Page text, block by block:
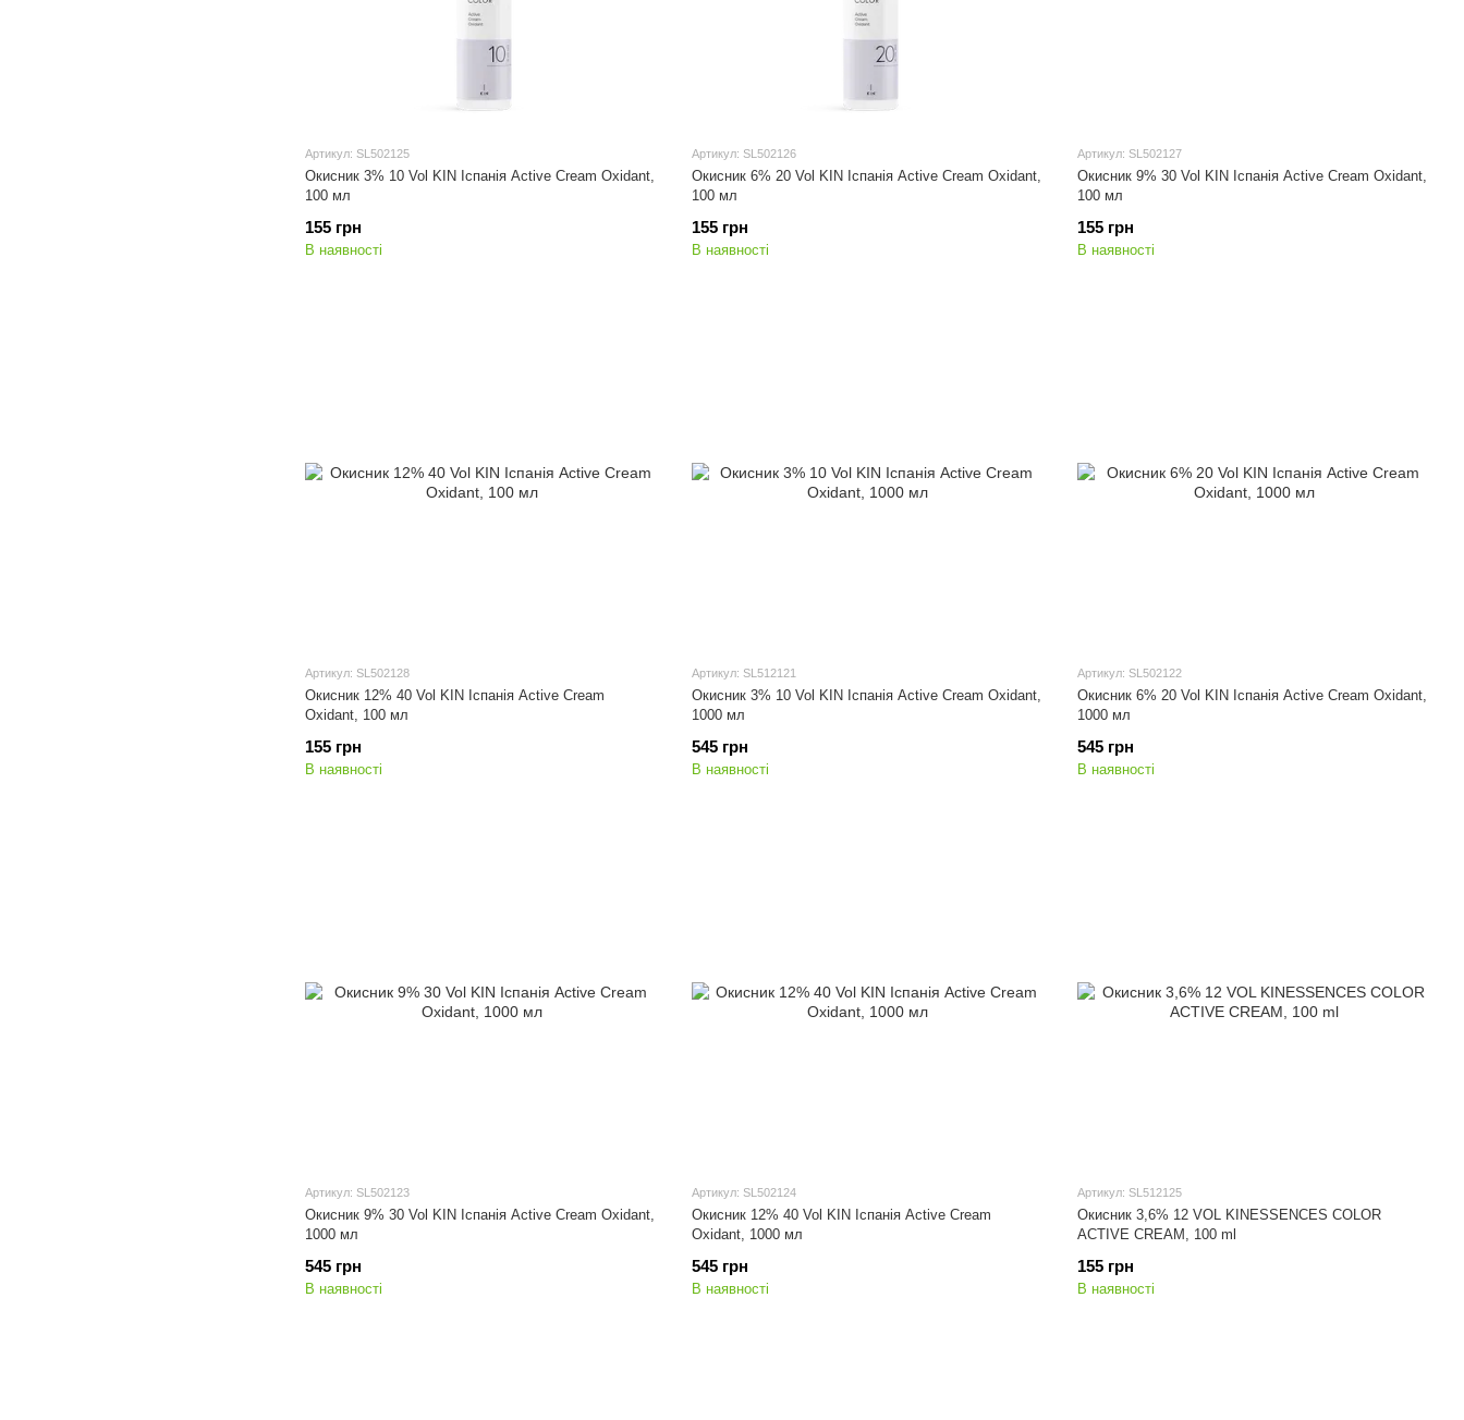
Артикул: SL502125
Окисник 3% 10 Vol KIN Іспанія Active Cream Oxidant,
100 мл
155 грн
В наявності
Артикул: SL502126
Окисник 6% 20 Vol KIN Іспанія Active Cream Oxidant,
100 мл
155 грн
В наявності
Артикул: SL502127
Окисник 9% 30 Vol KIN Іспанія Active Cream Oxidant,
100 мл
155 грн
В наявності
Артикул: SL502128
Окисник 12% 40 Vol KIN Іспанія Active Cream
Oxidant, 100 мл
155 грн
В наявності
Артикул: SL512121
Окисник 3% 10 Vol KIN Іспанія Active Cream Oxidant,
1000 мл
545 грн
В наявності
Артикул: SL502122
Окисник 6% 20 Vol KIN Іспанія Active Cream Oxidant,
1000 мл
545 грн
В наявності
Артикул: SL502123
Окисник 9% 30 Vol KIN Іспанія Active Cream Oxidant,
1000 мл
545 грн
В наявності
Артикул: SL502124
Окисник 12% 40 Vol KIN Іспанія Active Cream
Oxidant, 1000 мл
545 грн
В наявності
Артикул: SL512125
Окисник 3,6% 12 VOL KINESSENCES COLOR
ACTIVE CREAM, 100 ml
155 грн
В наявності